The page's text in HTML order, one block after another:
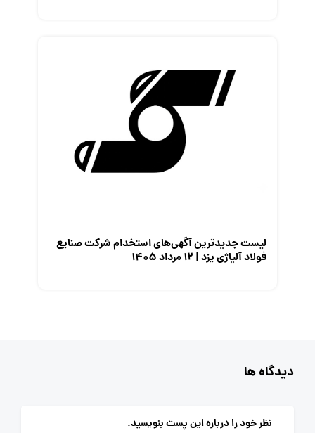
لیست جدیدترین آگهی‌های استخدام شرکت صنایع
فولاد آلیاژی یزد | ۱۲ مرداد ۱۴۰۵
دیدگاه ها
نظر خود را درباره این پست بنویسید.